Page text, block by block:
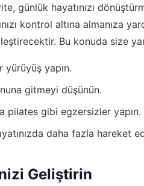
günlük hayatınızı
kontrol altına almanıza
Bu konuda size
yürüyüş yapın.
gitmeyi düşünün.
pilates gibi egzersizler yapın.
daha fazla hareket
Geliştirin